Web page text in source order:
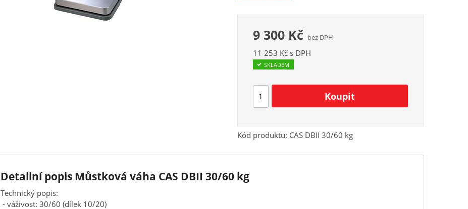
9 300 Kč bez DPH
11 253 Kč s DPH
SKLADEM
Kód produktu: CAS DBII 30/60 kg
Detailní popis Můstková váha CAS DBII 30/60 kg
Technický popis:
- váživost: 30/60 (dílek 10/20)